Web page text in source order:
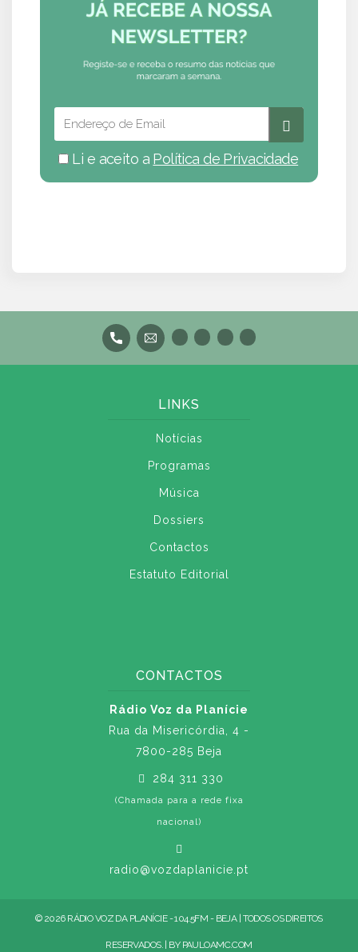
Li e aceito a Política de Privacidade
LINKS
Notícias
Programas
Música
Dossiers
Contactos
Estatuto Editorial
CONTACTOS
Rádio Voz da Planície
Rua da Misericórdia, 4 -
7800-285 Beja
284 311 330
(Chamada para a rede fixa
nacional)
radio@vozdaplanicie.pt
© 2026 RÁDIO VOZ DA PLANÍCIE - 104.5FM - BEJA | TODOS OS DIREITOS
RESERVADOS. | BY PAULOAMC.COM